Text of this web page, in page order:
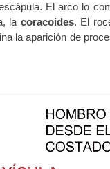
El arco lo
la coracoides. El
la aparición de